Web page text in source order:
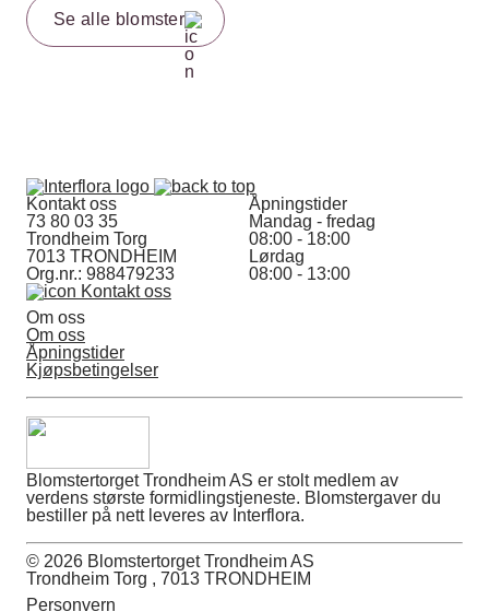
Se alle blomster
Kontakt oss
73 80 03 35
Trondheim Torg
7013 TRONDHEIM
Org.nr.: 988479233
Kontakt oss
Åpningstider
Mandag - fredag
08:00 - 18:00
Lørdag
08:00 - 13:00
Om oss
Om oss
Åpningstider
Kjøpsbetingelser
Blomstertorget Trondheim AS er stolt medlem av
verdens største formidlingstjeneste. Blomstergaver du
bestiller på nett leveres av Interflora.
© 2026 Blomstertorget Trondheim AS
Trondheim Torg , 7013 TRONDHEIM
Personvern